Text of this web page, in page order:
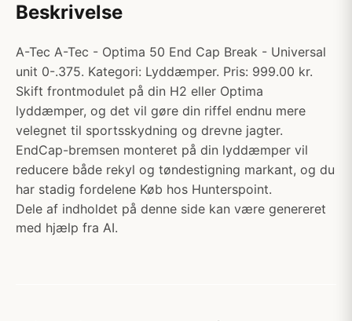
Beskrivelse
A-Tec A-Tec - Optima 50 End Cap Break - Universal
unit 0-.375. Kategori: Lyddæmper. Pris: 999.00 kr.
Skift frontmodulet på din H2 eller Optima
lyddæmper, og det vil gøre din riffel endnu mere
velegnet til sportsskydning og drevne jagter.
EndCap-bremsen monteret på din lyddæmper vil
reducere både rekyl og tøndestigning markant, og du
har stadig fordelene Køb hos Hunterspoint.
Dele af indholdet på denne side kan være genereret
med hjælp fra AI.